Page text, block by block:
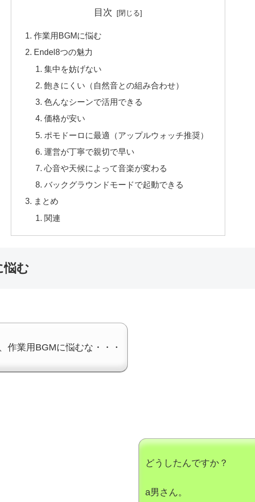
目次
作業用BGMに悩む
Endel8つの魅力
集中を妨げない
飽きにくい（自然音との組み合わせ）
色んなシーンで活用できる
価格が安い
ポモドーロに最適（アップルウォッチ推奨）
運営が丁寧で親切で早い
心音や天候によって音楽が変わる
バックグラウンドモードで起動できる
まとめ
関連
悩む
作業用BGMに悩むな・・・
どうしたんですか？
a男さん。